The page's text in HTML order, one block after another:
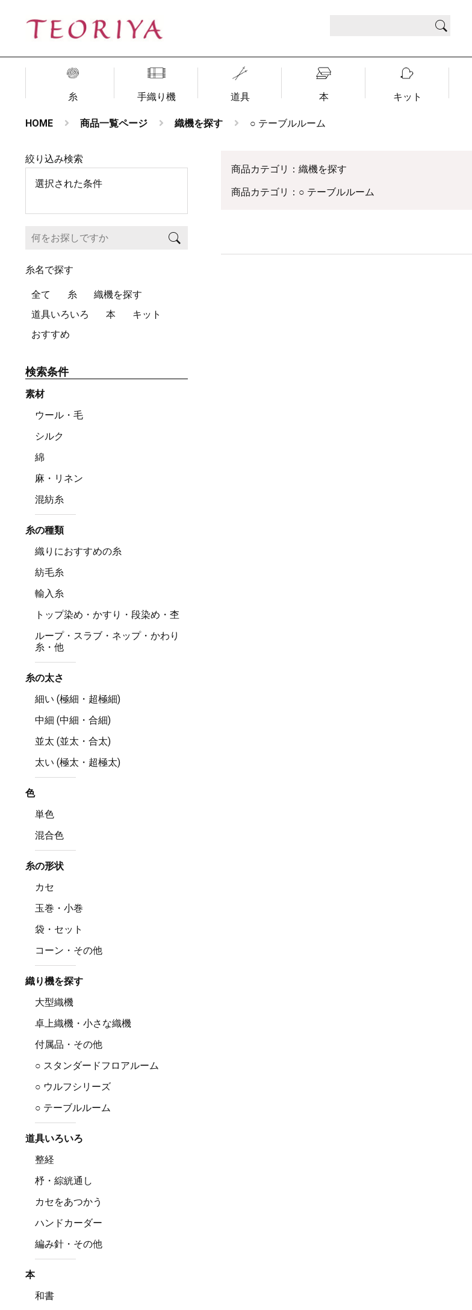
糸 手織り機 道具 本 キット
HOME 商品一覧ページ 織機を探す ○ テーブルルーム
商品カテゴリ：織機を探す
商品カテゴリ：○ テーブルルーム
絞り込み検索
選択された条件
糸名で探す
全て 糸
織機を探す
道具いろいろ
本
キット
おすすめ
検索条件
素材
ウール・毛
シルク
綿
麻・リネン
混紡糸
糸の種類
織りにおすすめの糸
紡毛糸
輸入糸
トップ染め・かすり・段染め・杢
ループ・スラブ・ネップ・かわり
糸・他
糸の太さ
細い (極細・超極細)
中細 (中細・合細)
並太 (並太・合太)
太い (極太・超極太)
色
単色
混合色
糸の形状
カセ
玉巻・小巻
袋・セット
コーン・その他
織り機を探す
大型織機
卓上織機・小さな織機
付属品・その他
○ スタンダードフロアルーム
○ ウルフシリーズ
○ テーブルルーム
道具いろいろ
整経
杼・綜絖通し
カセをあつかう
ハンドカーダー
編み針・その他
本
和書